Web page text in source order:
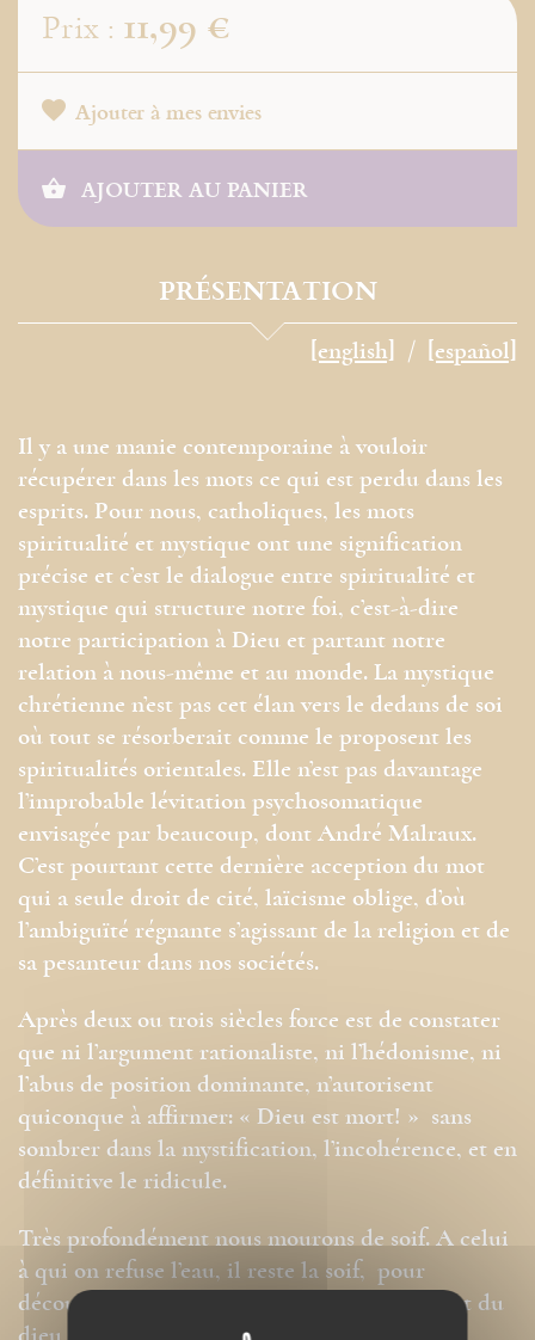
Prix : 11,99 €
Ajouter à mes envies
AJOUTER AU PANIER
PRÉSENTATION
[english] [español]
Il y a une manie contemporaine à vouloir
récupérer dans les mots ce qui est perdu dans les
esprits. Pour nous, catholiques, les mots
spiritualité et mystique ont une signification
précise et c’est le dialogue entre spiritualité et
mystique qui structure notre foi, c’est-à-dire
notre participation à Dieu et partant notre
relation à nous-même et au monde. La mystique
chrétienne n’est pas cet élan vers le dedans de soi
où tout se résorberait comme le proposent les
spiritualités orientales. Elle n’est pas davantage
l’improbable lévitation psychosomatique
envisagée par beaucoup, dont André Malraux.
C’est pourtant cette dernière acception du mot
qui a seule droit de cité, laïcisme oblige, d’où
l’ambiguïté régnante s’agissant de la religion et de
sa pesanteur dans nos sociétés.
Après deux ou trois siècles force est de constater
que ni l’argument rationaliste, ni l’hédonisme, ni
l’abus de position dominante, n’autorisent
quiconque à affirmer: « Dieu est mort! » sans
sombrer dans la mystification, l’incohérence, et en
définitive le ridicule.
Très profondément nous mourons de soif. A celui
à qui on refuse l’eau, il reste la soif, pour
découvrir à son tour que l’annonce de la mort du